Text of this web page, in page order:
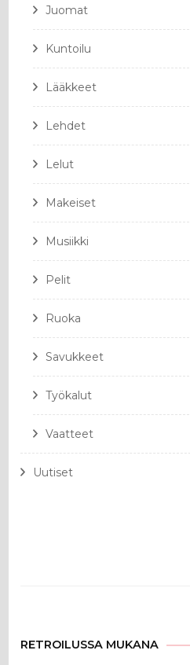
Juomat
Kuntoilu
Lääkkeet
Lehdet
Lelut
Makeiset
Musiikki
Pelit
Ruoka
Savukkeet
Työkalut
Vaatteet
Uutiset
RETROILUSSA MUKANA